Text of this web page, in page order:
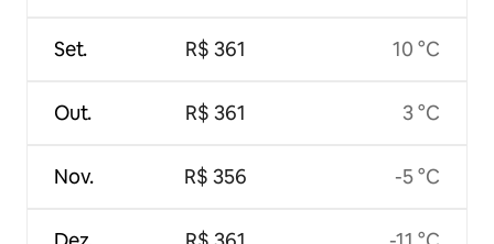
Set.
Out.
Nov.
R$ 361
R$ 361
R$ 356
10 °C
3 °C
-5 °C